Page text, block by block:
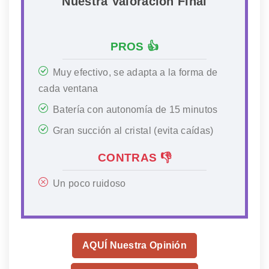
PROS 👍
Muy efectivo, se adapta a la forma de
cada ventana
Batería con autonomía de 15 minutos
Gran succión al cristal (evita caídas)
CONTRAS 👎
Un poco ruidoso
AQUÍ Nuestra Opinión